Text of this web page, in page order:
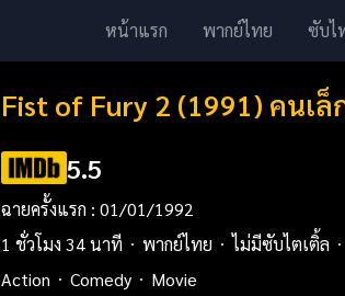
หน้าแรก พากย์ไทย ซับไ
Fist of Fury 2 (1991) คนเ
5.5
ฉายครั้งแรก : 01/01/1992
1 ชั่วโมง 34 นาที
พากย์ไทย ไม่มีซับไตเติ้ล
Action
Comedy Movie